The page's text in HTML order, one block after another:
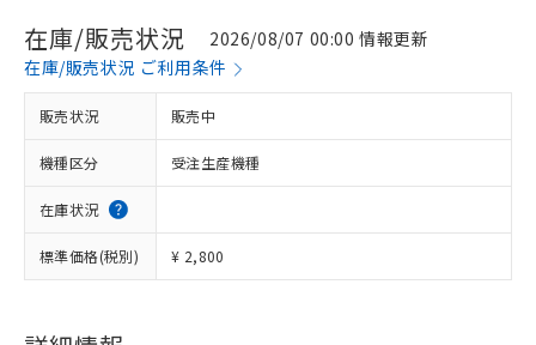
在庫/販売状況
2026/08/07 00:00 情報更新
在庫/販売状況 ご利用条件
販売状況 販売中
機種区分 受注生産機種
在庫状況
標準価格(税別) ¥ 2,800